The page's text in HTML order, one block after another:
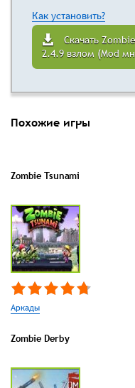
Как установить?
Скачать
2.4.9 взлом (Mod
Похожие игры
Zombie Tsunami
Аркады
Zombie Derby